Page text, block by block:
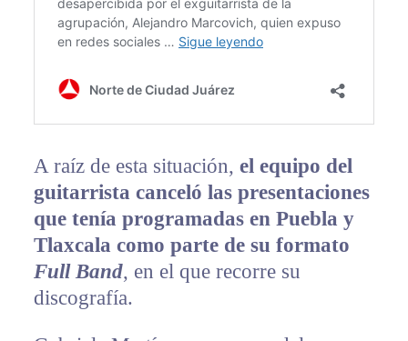
A raíz de esta situación, el equipo del
guitarrista canceló las presentaciones
que tenía programadas en Puebla y
Tlaxcala como parte de su formato
Full Band, en el que recorre su
discografía.